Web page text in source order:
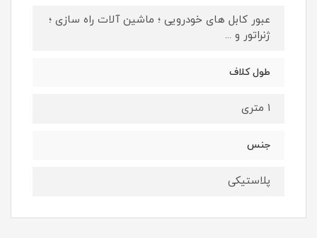
عبور کابل های خودرویی ؛ ماشین آلات راه سازی ؛
ژنراتور و ...
طول کلاف
۱ متری
جنس
پلاستیکی